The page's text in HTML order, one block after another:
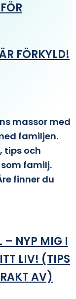
FÖRKYLD!
massor med
familjen.
tips och
familj.
finner du
– NYP MIG I
LIV! (TIPS
AV)